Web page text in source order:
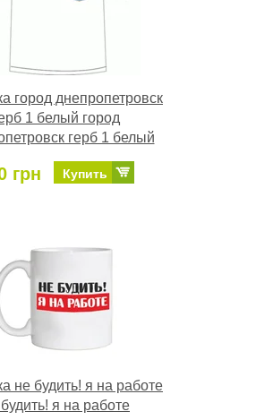
город днепропетровск
1 белый город
герб 1 белый
грн Купить
не будить! я на работе
я на работе